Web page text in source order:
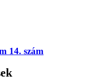
14. szám